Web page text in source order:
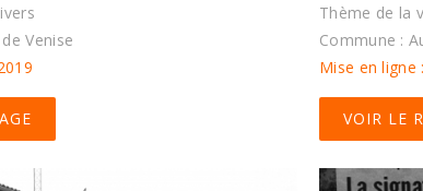
Venise
Thème de la
Commune :
Mise en ligne
VOIR LE